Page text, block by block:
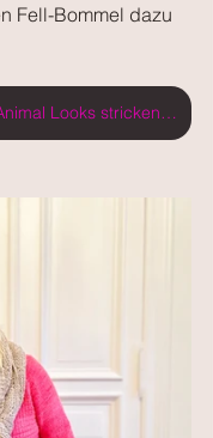
Fell-Bommel dazu
Link zum Buch - Animal Looks stricken EMF Verlag